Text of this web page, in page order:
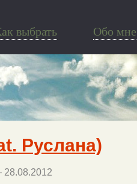
выбрать Обо мне
Руслана)